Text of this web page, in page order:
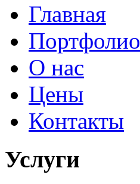
Главная
Портфолио
О нас
Цены
Контакты
Услуги